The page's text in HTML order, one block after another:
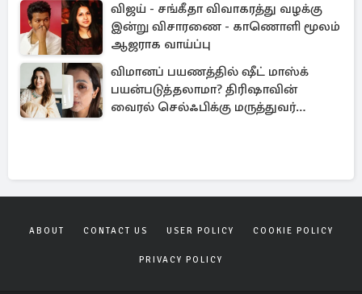
விஜய் - சங்கீதா விவாகரத்து வழக்கு
இன்று விசாரணை - காணொளி மூலம்
ஆஜராக வாய்ப்பு
விமானப் பயணத்தில் ஷீட் மாஸ்க்
பயன்படுத்தலாமா? திரிஷாவின்
வைரல் செல்ஃபிக்கு மருத்துவர்
ABOUT CONTACT US USER POLICY COOKIE POLICY
PRIVACY POLICY